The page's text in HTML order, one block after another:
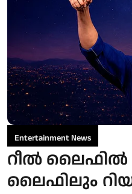
Entertainment News
റീൽ ലൈഫിൽ
ലൈഫിലും